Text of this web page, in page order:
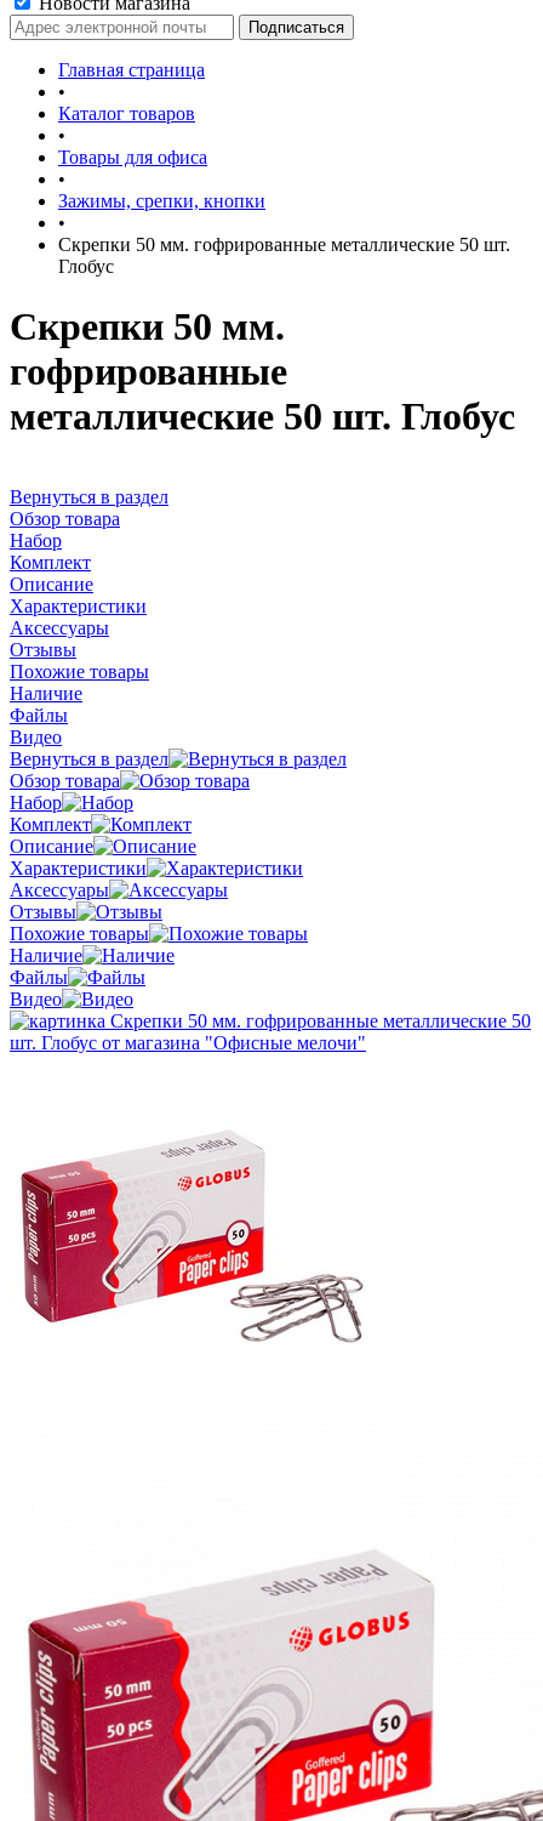
Главная страница
•
Каталог товаров
•
Товары для офиса
•
Зажимы, срепки, кнопки
•
Скрепки 50 мм. гофрированные металлические 50 шт.
Глобус
Скрепки 50 мм.
гофрированные
металлические 50 шт. Глобус
Вернуться в раздел
Обзор товара
Набор
Комплект
Описание
Характеристики
Аксессуары
Отзывы
Похожие товары
Наличие
Файлы
Видео
Вернуться в раздел
Обзор товара
Набор
Комплект
Описание
Характеристики
Аксессуары
Отзывы
Похожие товары
Наличие
Файлы
Видео